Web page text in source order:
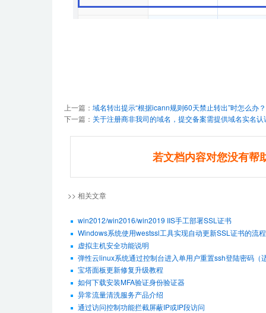
上一篇： 域名转出提示“根据icann规则60天禁止转出”时怎么办？
下一篇： 关于注册商非我司的域名，提交备案需提供域名实名
若文档内容对您没有帮
>> 相关文章
win2012/win2016/win2019 IIS手工部署SSL证书
Windows系统使用westssl工具实现自动更新SSL证书的流程
虚拟主机安全功能说明
弹性云linux系统通过控制台进入单用户重置ssh登陆密码（
宝塔面板更新修复升级教程
如何下载安装MFA验证身份验证器
异常流量清洗服务产品介绍
通过访问控制功能拦截屏蔽IP或IP段访问